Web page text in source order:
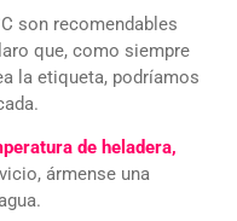
son recomendables
que, como siempre
la etiqueta, podríamos
de heladera,
ármense una